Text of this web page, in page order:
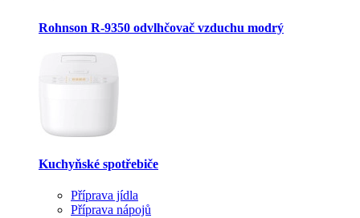
Rohnson R-9350 odvlhčovač vzduchu modrý
Kuchyňské spotřebiče
Příprava jídla
Příprava nápojů